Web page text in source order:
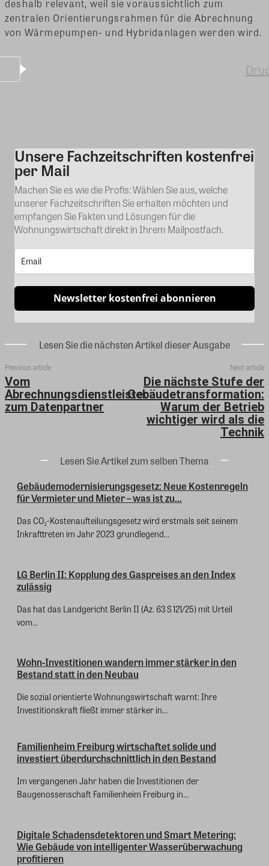
deshalb relevant, weil sie voraussichtlich zum
zentralen Orientierungsrahmen für die Abrechnung
von Wärmepumpen- und Hybridanlagen werden wird.
Kommentar
Unsere Fachzeitschriften kostenfrei
per Mail
Machen Sie es wie die Profis: Wählen Sie aus, welche
unserer Fachzeitschriften Sie erhalten möchten und
empfangen Sie Fakten und Lösungen für die
Wohnungswirtschaft direkt in Ihrem Mailpostfach.
Newsletter kostenfrei abonnieren
Lesen Sie die nächsten Artikel dieser Ausgabe
Previous article
Vom
Abrechnungsdienstleister
zum Datenpartner
Next article
Die nächste Stufe der
Gebäudetransformation:
Warum der Betrieb
wichtiger wird als die
Technik
Lesen Sie Artikel zum selben Thema
Gebäudemodernisierungsgesetz: Neue Kostenregeln
für Vermieter und Mieter – was ist zu...
Das CO₂-Kostenaufteilungsgesetz wird erstmals seit seinem
Inkrafttreten im Jahr 2023 grundlegend...
LG Berlin II: Kopplung des Gaspreises an den Index
zulässig
Das hat das Landgericht Berlin II (Az. 63 S 121/25) mit Urteil
vom...
Wohn-Investitionen wandern immer stärker in den
Bestand statt in den Neubau
Die sozial orientierte Wohnungswirtschaft warnt: Ihre
Investitionskraft fließt immer stärker in...
Familienheim Freiburg wirtschaftet solide und
investiert überdurchschnittlich in den Bestand
Im vergangenen Jahr haben die Investitionen der
Baugenossenschaft Familienheim Freiburg in...
Digitale Schadensdetektoren und Smart Metering:
Wie Gebäude von intelligenter Wasserüberwachung
profitieren